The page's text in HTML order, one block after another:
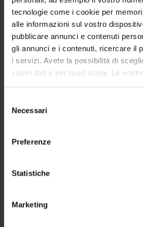
tecnologie come i cookie per
alle informazioni sul vostro
pubblicare annunci e contenuti
gli annunci e i contenuti, ricercare il
i servizi. Avete la possibilità di
vostri dati e per quali scopi. Le
privacy sono applicabili solo su
modificare o revocare il proprio
momento dalla Dichiarazione sui
raccogliere informazioni
geografica, con
Identificare il tuo dispositivo,
delNecessari
Preferenze
Statistiche
Marketing
SOCIOLOGY
PUBBLICAZIONI
TITOLO
Sociologia relazionale e social
AREE DI RICERCA
STRUTTURE